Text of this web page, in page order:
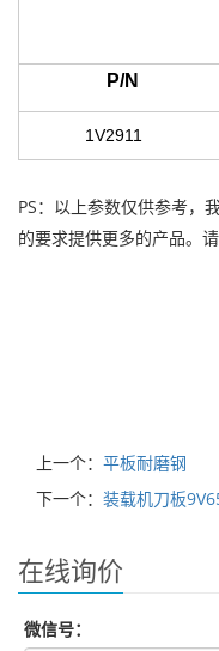
P/N
1V2911
PS：以上参数仅供参考，
的要求提供更多的产品。
上一个： 平板耐磨钢
下一个： 装载机刀板
在线询价
微信号：